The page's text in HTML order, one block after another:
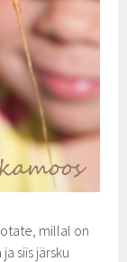
millal on
siis järsku